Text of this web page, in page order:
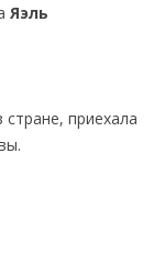
Яэль
приехала